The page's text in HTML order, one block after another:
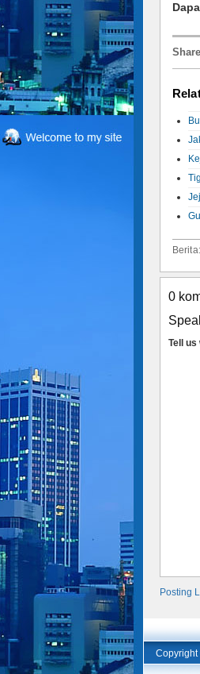
Berita:
0
Tell us
Posting
Copyright